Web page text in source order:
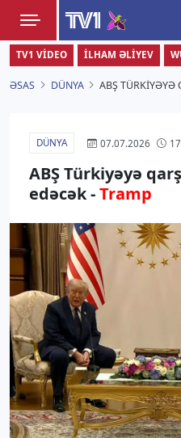
TV1
Zamanı
TV1 VIDEO İLHAM ƏLIYEV
ƏSAS DÜNYA ABŞ TÜRKIYƏYƏ
DÜNYA 07.07.2026
ABŞ Türkiyəyə
edəcək -Tramp